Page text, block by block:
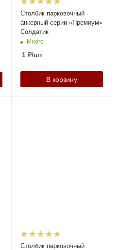
Столбик парковочный
анкерный серии «Премиум»
Солдатик
Много
1₽/шт
В корзину
Столбик парковочный